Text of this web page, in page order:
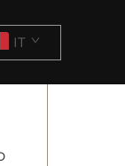
IT